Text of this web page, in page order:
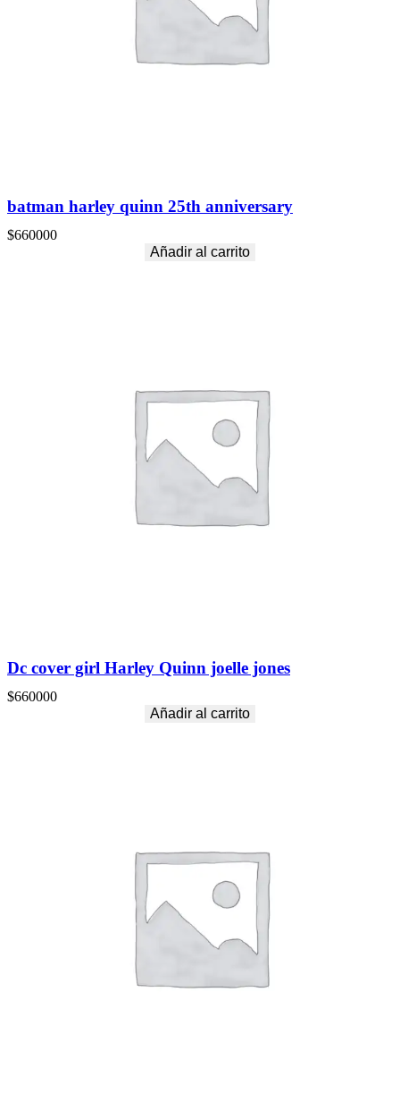
batman harley quinn 25th anniversary
$660000
Añadir al carrito
Dc cover girl Harley Quinn joelle jones
$660000
Añadir al carrito